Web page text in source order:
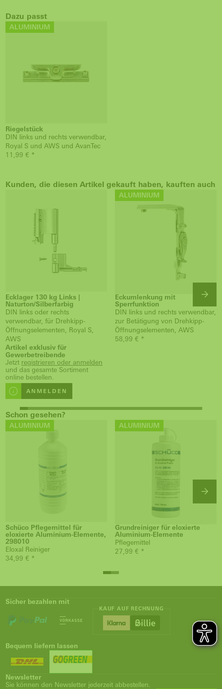
Dazu passt
ALUMINIUM
Riegelstück
DIN links und rechts verwendbar,
Royal S und AWS und AvanTec
11,99 € *
Kunden, die diesen Artikel gekauft haben, kauften auch
Ecklager 130 kg Links |
Naturton/Silberfarbig
DIN links oder rechts
verwendbar, für Drehkipp-
Öffnungselementen, Royal S,
AWS
Artikel exklusiv für
Gewerbetreibende
Jetzt registrieren oder anmelden
und das gesamte Sortiment
online bestellen.
ANMELDEN
ALUMINIUM
Eckumlenkung mit
Sperrfunktion
DIN links und rechts verwendbar,
zur Betätigung von Drehkipp-
Öffnungselementen, AWS
58,99 € *
Schon gesehen?
ALUMINIUM
Schüco Pflegemittel für
eloxierte Aluminium-Elemente,
298010
Eloxal Reiniger
34,99 € *
ALUMINIUM
Grundreiniger für eloxierte
Aluminium-Elemente
Pflegemittel
27,99 € *
Sicher bezahlen mit
KAUF AUF RECHNUNG
Bequem liefern lassen
Newsletter
Sie können den Newsletter jederzeit abbestellen.